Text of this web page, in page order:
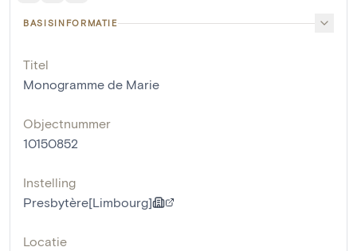
BASISINFORMATIE
Titel
Monogramme de Marie
Objectnummer
10150852
Instelling
Presbytère[Limbourg]
Locatie